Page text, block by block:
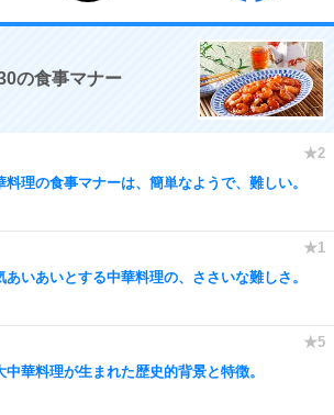
の食事マナー
料理の食事マナーは、簡単なようで、難しい。
あいあいとする中華料理の、ささいな難しさ。
中華料理が生まれた歴史的背景と特徴。